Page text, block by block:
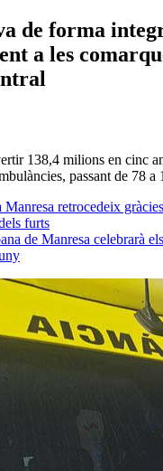
de forma
a les
138,4 milions en cinc
passant de 78 a
retrocedeix
furts
de Manresa celebrarà